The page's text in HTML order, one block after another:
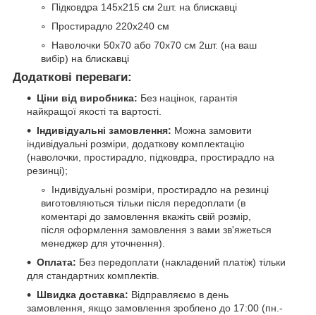
Підковдра 145х215 см 2шт. на блискавці
Простирадло 220х240 см
Наволочки 50х70 або 70х70 см 2шт. (на ваш
вибір) на блискавці
Додаткові переваги:
Ціни від виробника: Без націнок, гарантія
найкращої якості та вартості.
Індивідуальні замовлення: Можна замовити
індивідуальні розміри, додаткову комплектацію
(наволочки, простирадло, підковдра, простирадло на
резинці);
Індивідуальні розміри, простирадло на резинці
виготовляються тільки після передоплати (в
коментарі до замовлення вкажіть свій розмір,
після оформлення замовлення з вами зв'яжеться
менеджер для уточнення).
Оплата: Без передоплати (накладений платіж) тільки
для стандартних комплектів.
Швидка доставка: Відправляємо в день
замовлення, якщо замовлення зроблено до 17:00 (пн.-